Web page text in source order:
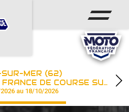
SUR-MER (62)
DE COURSE SUR SABLE
au 18/10/2026